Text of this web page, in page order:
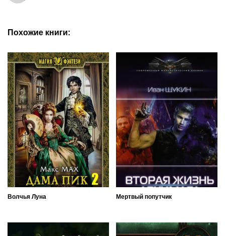
Похожие книги:
Волчья Луна Мертвый попутчик